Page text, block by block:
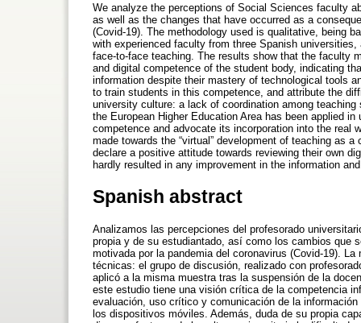
We analyze the perceptions of Social Sciences faculty
as well as the changes that have occurred as a
(Covid-19). The methodology used is qualitative, being
with experienced faculty from three Spanish
face-to-face teaching. The results show that the faculty
and digital competence of the student body, indicating
information despite their mastery of technological tools
to train students in this competence, and attribute the
university culture: a lack of coordination among
the European Higher Education Area has been applied
competence and advocate its incorporation into the real
made towards the “virtual” development of teaching as
declare a positive attitude towards reviewing their own
hardly resulted in any improvement in the information
Spanish abstract
Analizamos las percepciones del profesorado
propia y de su estudiantado, así como los cambios que
motivada por la pandemia del coronavirus (Covid-19).
técnicas: el grupo de discusión, realizado con
aplicó a la misma muestra tras la suspensión de la
este estudio tiene una visión crítica de la competencia
evaluación, uso crítico y comunicación de la
los dispositivos móviles. Además, duda de su propia